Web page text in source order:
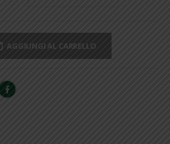
AGGIUNGI AL CARRELLO